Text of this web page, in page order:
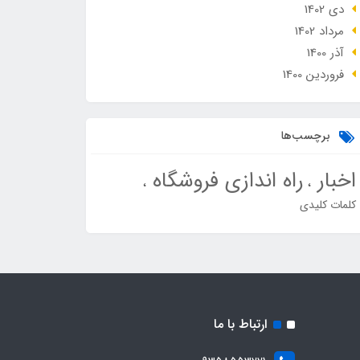
دی 1402
مرداد 1402
آذر 1400
فروردین 1400
برچسب‌ها
اخبار راه اندازی فروشگاه
کلمات کلیدی
ارتباط با ما